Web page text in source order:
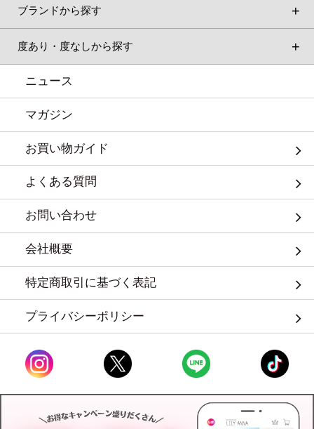
ブランドから探す
度あり・度なしから探す
ニュース
マガジン
お買い物ガイド
よくある質問
お問い合わせ
会社概要
特定商取引に基づく表記
プライバシーポリシー